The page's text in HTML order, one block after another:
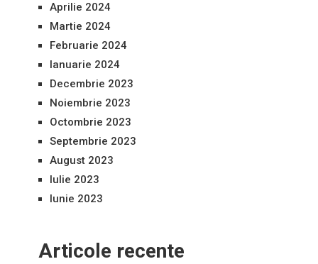
Aprilie 2024
Martie 2024
Februarie 2024
Ianuarie 2024
Decembrie 2023
Noiembrie 2023
Octombrie 2023
Septembrie 2023
August 2023
Iulie 2023
Iunie 2023
Articole recente